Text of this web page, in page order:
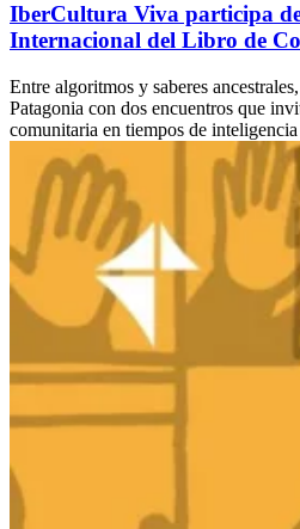
IberCultura Viva participa
Internacional del Libro de
Entre algoritmos y saberes
Patagonia con dos encuentros que
comunitaria en tiempos de